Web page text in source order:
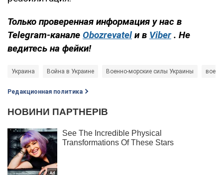
Только проверенная информация у нас в
Telegram-канале Obozrevatel и в Viber . Не
ведитесь на фейки!
Украина Война в Украине Военно-морские силы Украины
Редакционная политика